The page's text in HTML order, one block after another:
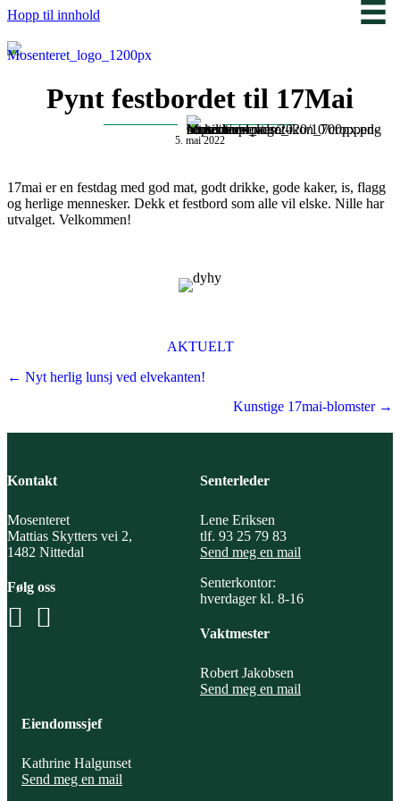
Hopp til innhold
Pynt festbordet til 17Mai
5. mai 2022
17mai er en festdag med god mat, godt drikke, gode kaker, is, flagg
og herlige mennesker. Dekk et festbord som alle vil elske. Nille har
utvalget. Velkommen!
AKTUELT
Posts
← Nyt herlig lunsj ved elvekanten!
Kunstige 17mai-blomster →
Kontakt
Mosenteret
Mattias Skytters vei 2,
1482 Nittedal
Følg oss
Senterleder
Lene Eriksen
tlf. 93 25 79 83
Send meg en mail
Senterkontor:
hverdager kl. 8-16
Vaktmester
Robert Jakobsen
Send meg en mail
Eiendomssjef
Kathrine Halgunset
Send meg en mail